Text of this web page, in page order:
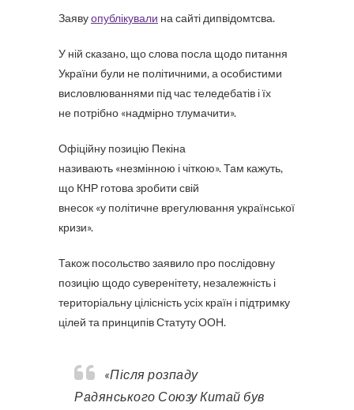
Заявуопублікували на сайті дипвідомтсва.
У ній сказано, що слова посла щодо питання
України були не політичними, а особистими
висловлюваннями під час теледебатів і їх
не потрібно «надмірно тлумачити».
Офіційну позицію Пекіна
називають «незмінною і чіткою». Там кажуть,
що КНР готова зробити свій
внесок «у політичне врегулювання української
кризи».
Також посольство заявило про послідовну
позицію щодо суверенітету, незалежність і
територіальну цілісність усіх країн і підтримку
цілей та принципів Статуту ООН.
«Після розпаду
Радянського Союзу Китай був